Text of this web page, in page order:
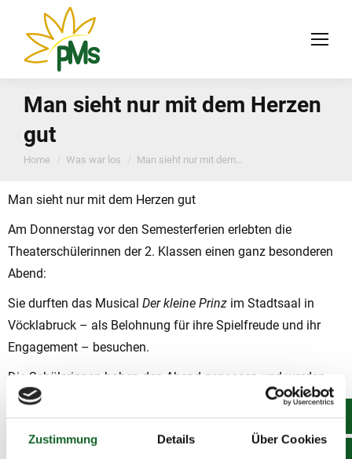
Zustimmung Details Über Cookies
Man sieht nur mit dem Herzen
gut
You are here:
Home Was war los Man sieht nur mit dem…
Man sieht nur mit dem Herzen gut
Am Donnerstag vor den Semesterferien erlebten die
Theaterschülerinnen der 2. Klassen einen ganz besonderen
Abend:
Sie durften das Musical Der kleine Prinz im Stadtsaal in
Vöcklabruck – als Belohnung für ihre Spielfreude und ihr
Engagement – besuchen.
Die Schülerinnen haben den Abend genossen und werden
sich das wohl bekannteste Zitat des kleinen Prinzen in
Erinnerung behalten:
„Man sieht nur mit dem Herzen gut, das Wesentliche ist für